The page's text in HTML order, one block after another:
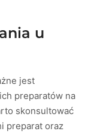
u
jest
preparatów na
skonsultować
preparat oraz